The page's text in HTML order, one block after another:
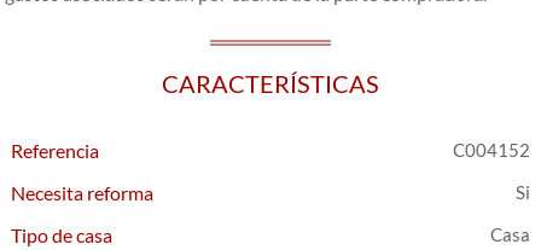
CARACTERÍSTICAS
Referencia C004152
Necesita reforma
Tipo de casa
Casa